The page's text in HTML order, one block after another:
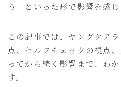
う」といった形で影響を感じ
この記事では、ヤングケア
点、セルフチェックの視点
ってから続く影響まで、わ
す。